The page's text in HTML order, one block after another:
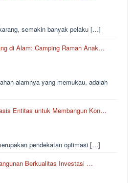
semakin banyak pelaku […]
di Alam: Camping Ramah Anak…
alamnya yang memukau, adalah
Entitas untuk Membangun Kon…
pendekatan optimasi […]
Berkualitas Investasi …